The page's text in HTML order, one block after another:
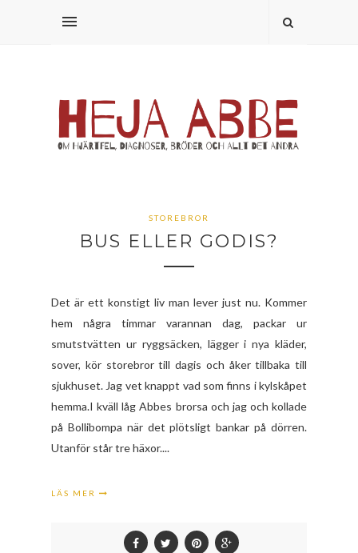
STOREBROR
BUS ELLER GODIS?
Det är ett konstigt liv man lever just nu. Kommer
hem några timmar varannan dag, packar ur
smutstvätten ur ryggsäcken, lägger i nya kläder,
sover, kör storebror till dagis och åker tillbaka till
sjukhuset. Jag vet knappt vad som finns i kylskåpet
hemma.I kväll låg Abbes brorsa och jag och kollade
på Bollibompa när det plötsligt bankar på dörren.
Utanför står tre häxor....
LÄS MER